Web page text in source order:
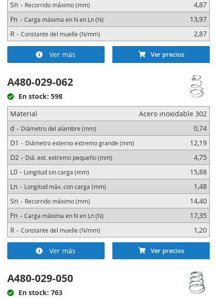
Sn - Recorrido máximo (mm)
4,87
Fn - Carga máxima en N en Ln (N)
13,97
R - Constante del muelle (N/mm) 2,87
Ver más Ver precios
A480-029-062
En stock: 598
Material
Acero inoxidable 302
d - Diámetro del alambre (mm)
0,74
D1 - Diámetro externo extremo grande (mm)
12,19
D2 - Diá. ext. extremo pequeño (mm)
4,75
L0 - Longitud sin carga (mm)
15,88
Ln - Longitud máx. con carga (mm)
1,48
Sn - Recorrido máximo (mm)
14,40
Fn - Carga máxima en N en Ln (N)
17,35
R - Constante del muelle (N/mm) 1,20
Ver más Ver precios
A480-029-050
En stock: 763